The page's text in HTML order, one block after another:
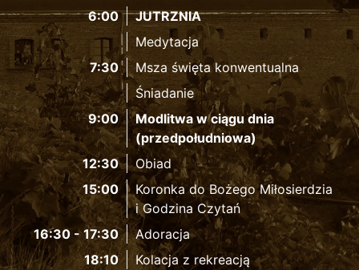
6:00
JUTRZNIA
Medytacja
7:30
Msza święta konwentualna
Śniadanie
9:00
Modlitwa w ciągu dnia
(przedpołudniowa)
12:30
Obiad
15:00
Koronka do Bożego Miłosierdzia
i Godzina Czytań
16:30 - 17:30
Adoracja
18:10
Kolacja z rekreacją